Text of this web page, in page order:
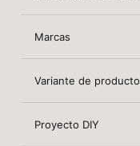
Marcas
Variante de producto
Proyecto DIY